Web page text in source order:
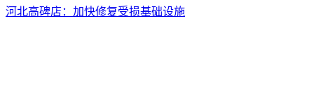
河北高碑店：加快修复受损基础设施